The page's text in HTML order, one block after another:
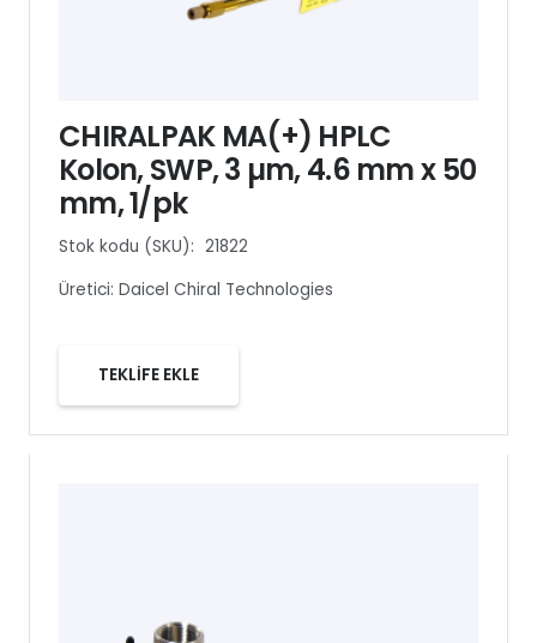
CHIRALPAK MA(+) HPLC
Kolon, SWP, 3 µm, 4.6 mm x 50
mm, 1/pk
Stok kodu (SKU): 21822
Üretici: Daicel Chiral Technologies
TEKLİFE EKLE